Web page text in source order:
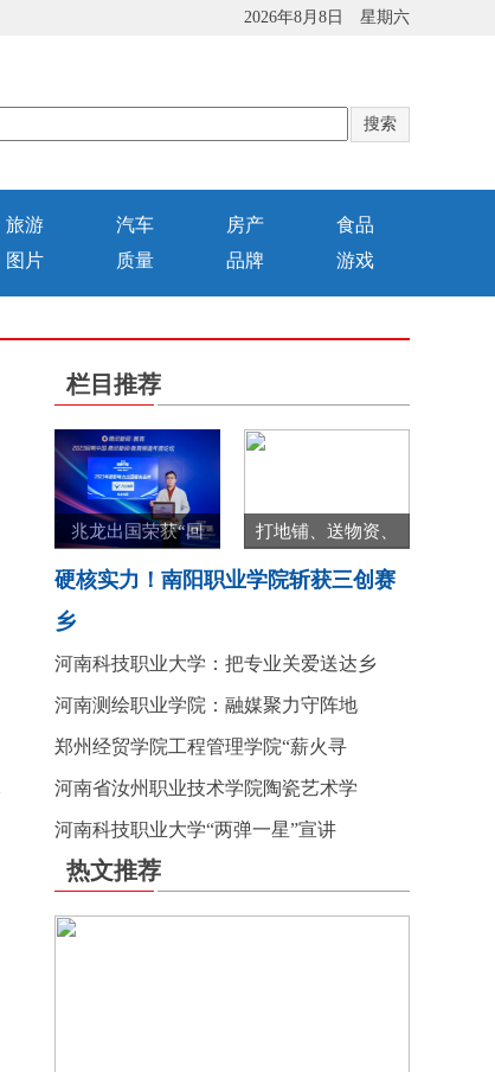
2026年8月8日 星期六
旅游 汽车 房产
食品
图片 质量 品牌 游戏
栏目推荐
兆龙出国荣获“回 打地铺、送物资、
硬核实力！南阳职业学院斩获三创赛
乡
河南科技职业大学：把专业关爱送达乡
河南测绘职业学院：融媒聚力守阵地
郑州经贸学院工程管理学院“薪火寻
河南省汝州职业技术学院陶瓷艺术学
河南科技职业大学“两弹一星”宣讲
热文推荐